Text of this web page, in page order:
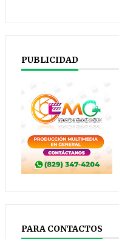
PUBLICIDAD
PARA CONTACTOS